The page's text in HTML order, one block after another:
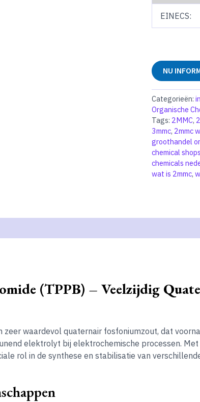
EINECS:
NU
Categorieën:
Organische
Tags: 2MMC,
3mmc, 2mmc
groothandel
chemical shops
chemicals
wat is 2mmc,
(TPPB) – Veelzijdig
zeer waardevol quaternair fosfoniumzout, dat
elektrolyt bij elektrochemische processen.
rol in de synthese en stabilisatie van